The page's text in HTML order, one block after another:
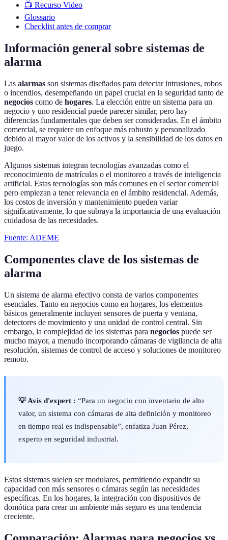
📺 Recurso Video
Glossario
Checklist antes de comprar
Información general sobre sistemas de
alarma
Las alarmas son sistemas diseñados para detectar intrusiones, robos
o incendios, desempeñando un papel crucial en la seguridad tanto de
negocios como de hogares. La elección entre un sistema para un
negocio y uno residencial puede parecer similar, pero hay
diferencias fundamentales que deben ser consideradas. En el ámbito
comercial, se requiere un enfoque más robusto y personalizado
debido al mayor valor de los activos y la sensibilidad de los datos en
juego.
Algunos sistemas integran tecnologías avanzadas como el
reconocimiento de matrículas o el monitoreo a través de inteligencia
artificial. Estas tecnologías son más comunes en el sector comercial
pero empiezan a tener relevancia en el ámbito residencial. Además,
los costos de inversión y mantenimiento pueden variar
significativamente, lo que subraya la importancia de una evaluación
cuidadosa de las necesidades.
Fuente: ADEME
Componentes clave de los sistemas de
alarma
Un sistema de alarma efectivo consta de varios componentes
esenciales. Tanto en negocios como en hogares, los elementos
básicos generalmente incluyen sensores de puerta y ventana,
detectores de movimiento y una unidad de control central. Sin
embargo, la complejidad de los sistemas para negocios puede ser
mucho mayor, a menudo incorporando cámaras de vigilancia de alta
resolución, sistemas de control de acceso y soluciones de monitoreo
remoto.
💡 Avis d'expert : “Para un negocio con inventario de alto
valor, un sistema con cámaras de alta definición y monitoreo
en tiempo real es indispensable”, enfatiza Juan Pérez,
experto en seguridad industrial.
Estos sistemas suelen ser modulares, permitiendo expandir su
capacidad con más sensores o cámaras según las necesidades
específicas. En los hogares, la integración con dispositivos de
domótica para crear un ambiente más seguro es una tendencia
creciente.